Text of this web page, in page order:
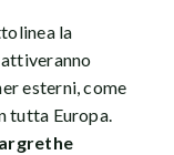
la
esterni, come
tutta Europa.